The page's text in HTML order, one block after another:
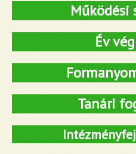
Működési
Év
Tanári